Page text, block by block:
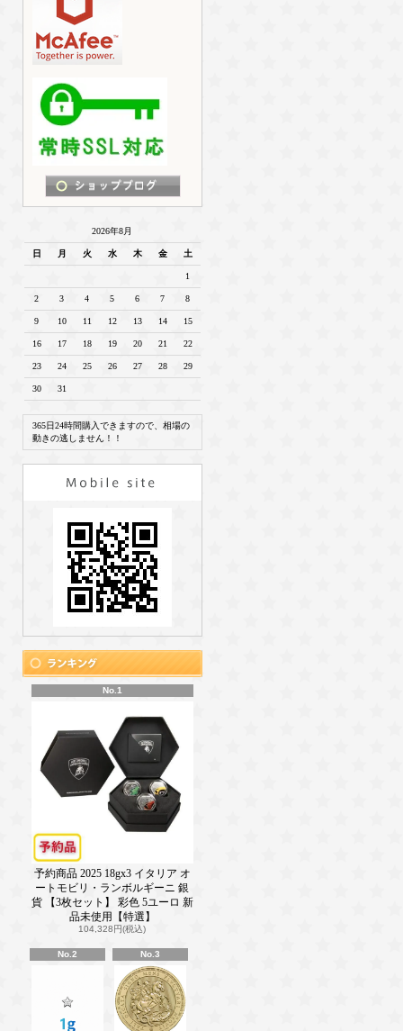
2026年8月
日 月 火 水 木 金 土
1
2 3 4 5 6 7 8
9 10 11 12 13 14 15
16 17 18 19 20 21 22
23 24 25 26 27 28 29
30 31
365日24時間購入できますので、相場の
動きの逃しません！！
No.1
予約商品 2025 18gx3 イタリア オ
ートモビリ・ランボルギーニ 銀
貨 【3枚セット】 彩色 5ユーロ 新
品未使用【特選】
104,328円(税込)
No.2 No.3